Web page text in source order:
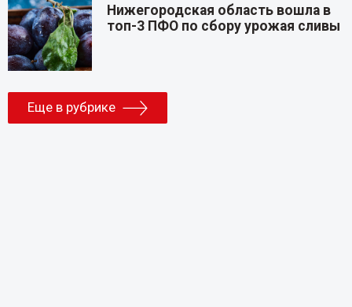
Нижегородская область вошла в
топ-3 ПФО по сбору урожая сливы
Еще в рубрике